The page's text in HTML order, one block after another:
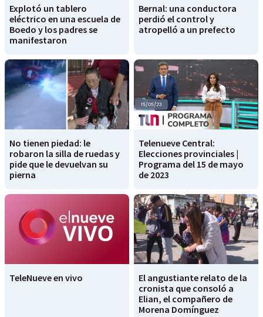
Explotó un tablero
eléctrico en una escuela de
Boedo y los padres se
manifestaron
Bernal: una conductora
perdió el control y
atropelló a un prefecto
No tienen piedad: le
robaron la silla de ruedas y
pide que le devuelvan su
pierna
Telenueve Central:
Elecciones provinciales |
Programa del 15 de mayo
de 2023
TeleNueve en vivo
El angustiante relato de la
cronista que consoló a
Elian, el compañero de
Morena Domínguez